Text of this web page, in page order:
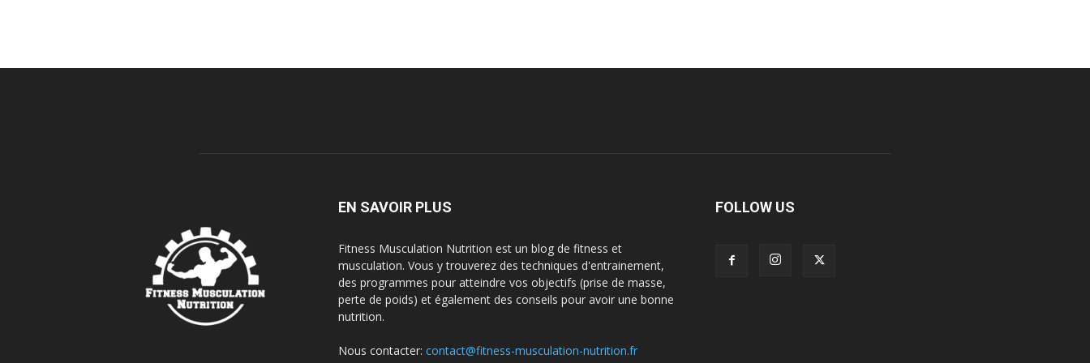
EN SAVOIR PLUS
Fitness Musculation Nutrition est un blog de fitness et
musculation. Vous y trouverez des techniques d'entrainement,
des programmes pour atteindre vos objectifs (prise de masse,
perte de poids) et également des conseils pour avoir une bonne
nutrition.
Nous contacter: contact@fitness-musculation-nutrition.fr
FOLLOW US